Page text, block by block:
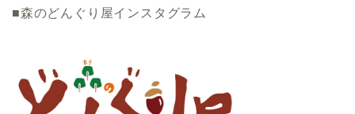
■森のどんぐり屋インスタグラム